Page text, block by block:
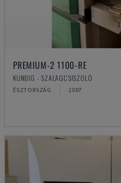
PREMIUM-2 1100-RE
KUNDIG - SZALAGCSISZOLÓ
ÉSZTORSZÁG 2007